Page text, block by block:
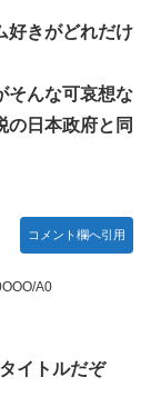
好きがどれだけ
そんな可哀想な
の日本政府と同
コメント欄へ引用
A0
イトルだぞ